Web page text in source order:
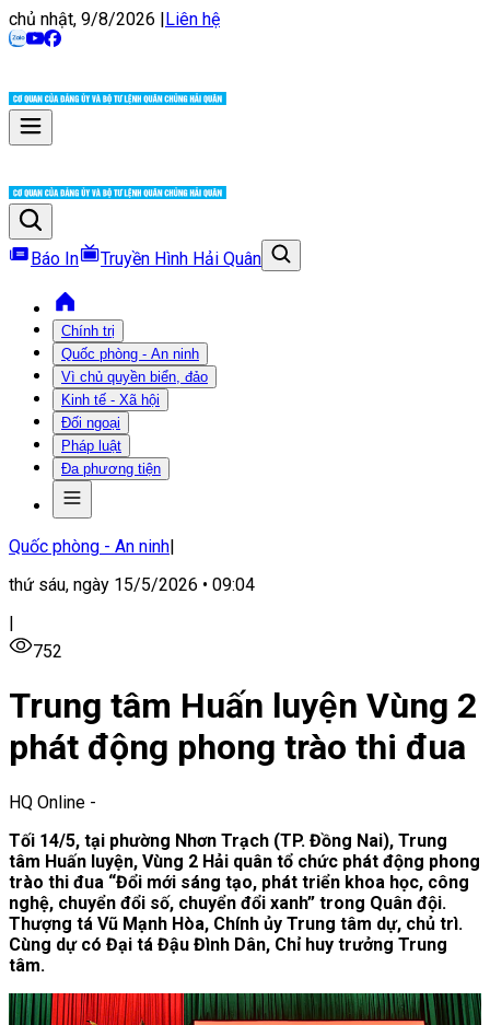
chủ nhật, 9/8/2026 |Liên hệ
Báo In Truyền Hình Hải Quân
Chính trị
Quốc phòng - An ninh
Vì chủ quyền biển, đảo
Kinh tế - Xã hội
Đối ngoại
Pháp luật
Đa phương tiện
Quốc phòng - An ninh|
thứ sáu, ngày 15/5/2026 • 09:04
|
752
Trung tâm Huấn luyện Vùng 2
phát động phong trào thi đua
HQ Online -
Tối 14/5, tại phường Nhơn Trạch (TP. Đồng Nai), Trung
tâm Huấn luyện, Vùng 2 Hải quân tổ chức phát động phong
trào thi đua “Đổi mới sáng tạo, phát triển khoa học, công
nghệ, chuyển đổi số, chuyển đổi xanh” trong Quân đội.
Thượng tá Vũ Mạnh Hòa, Chính ủy Trung tâm dự, chủ trì.
Cùng dự có Đại tá Đậu Đình Dân, Chỉ huy trưởng Trung
tâm.